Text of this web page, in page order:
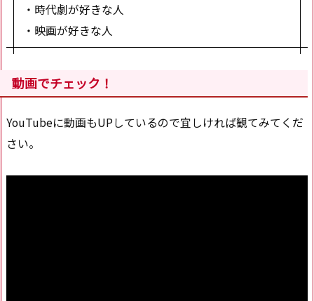
・時代劇が好きな人
・映画が好きな人
動画でチェック！
YouTubeに動画もUPしているので宜しければ観てみてくだ
さい。